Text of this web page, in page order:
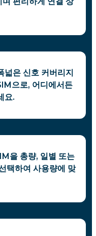
넓은 신호 커버리지
으로, 어디에서든
요.
을 총량, 일별 또는
택하여 사용량에 맞